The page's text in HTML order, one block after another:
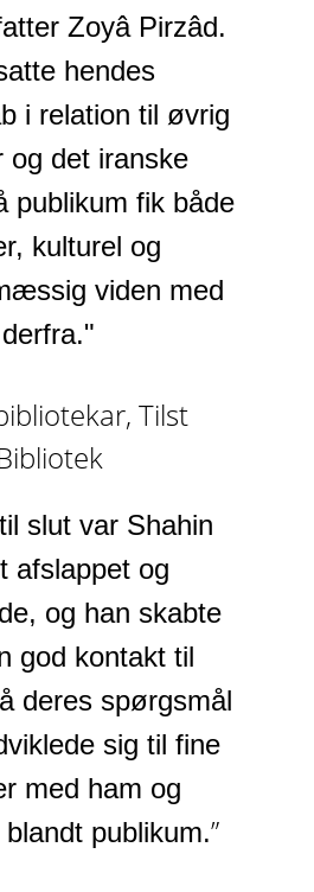
Zoyâ Pirzâd.
hendes
i relation til øvrig
og det iranske
publikum fik både
kulturel og
viden med
derfra."
Tilst
slut var Shahin
afslappet og
og han skabte
god kontakt til
deres spørgsmål
sig til fine
med ham og
publikum.”